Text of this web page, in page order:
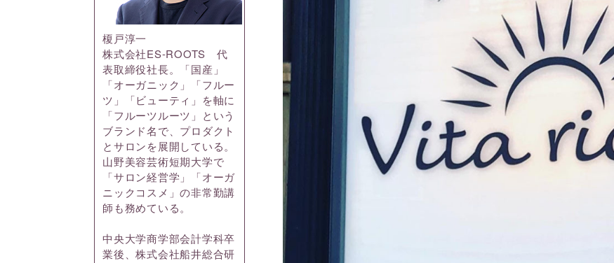
榎戸淳一
株式会社ES-ROOTS 代
表取締役社長。「国産」
「オーガニック」「フルー
ツ」「ビューティ」を軸に
「フルーツルーツ」という
ブランド名で、プロダクト
とサロンを展開している。
山野美容芸術短期大学で
「サロン経営学」「オーガ
ニックコスメ」の非常勤講
師も務めている。
中央大学商学部会計学科卒
業後、株式会社船井総合研